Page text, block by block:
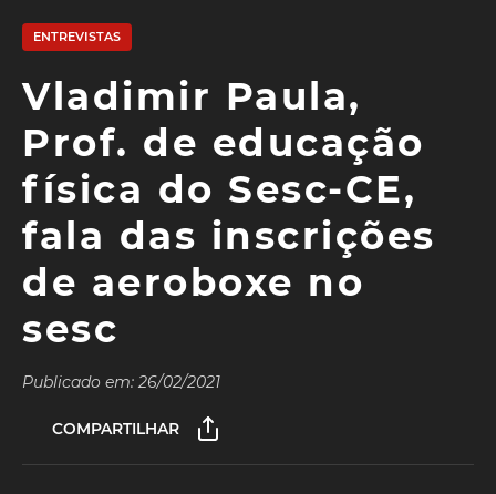
ENTREVISTAS
Vladimir Paula,
Prof. de educação
física do Sesc-CE,
fala das inscrições
de aeroboxe no
sesc
Publicado em: 26/02/2021
COMPARTILHAR